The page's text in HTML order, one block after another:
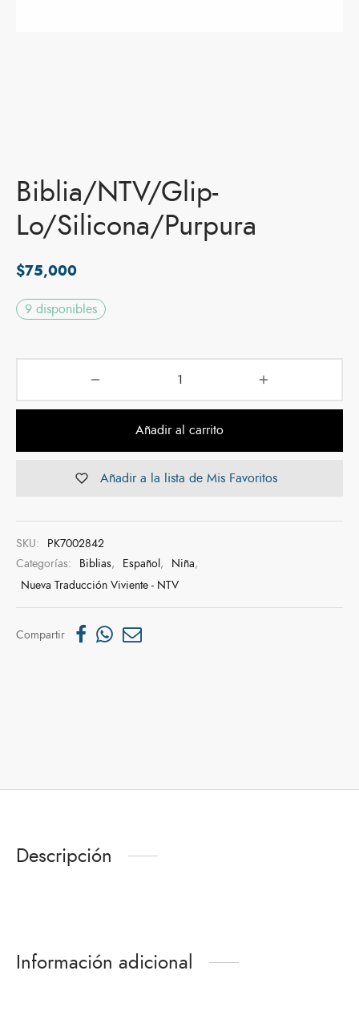
Biblia/NTV/Glip-
Lo/Silicona/Purpura
$75,000
9 disponibles
Añadir al carrito
Añadir a la lista de Mis Favoritos
SKU: PK7002842
Categorías: Biblias, Español, Niña,
Nueva Traducción Viviente - NTV
Compartir
Descripción
Información adicional